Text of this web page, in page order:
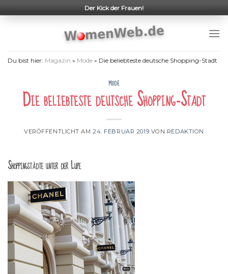
to
Der Kick der Frauen!
Du bist hier: Magazin » Mode » Die beliebteste deutsche Shopping-Stadt
MODE
Die beliebteste deutsche Shopping-Stadt
VERÖFFENTLICHT AM24. FEBRUAR 2019 VON REDAKTION
Shoppingstädte unter der Lupe